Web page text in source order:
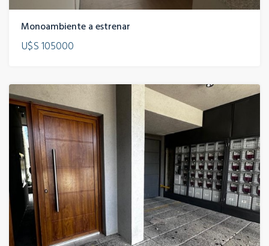
Monoambiente a estrenar
U$S 105000